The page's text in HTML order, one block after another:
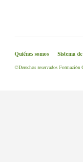
Quiénes somos Sistema
©Derechos reservados